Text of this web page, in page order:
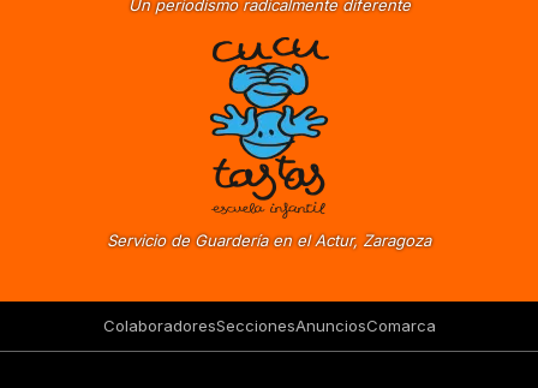
Un periodismo radicalmente diferente
Servicio de Guardería en el Actur, Zaragoza
ColaboradoresSeccionesAnunciosComarca